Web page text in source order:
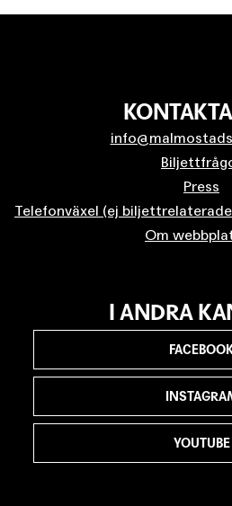
Press
Telefonväxel (ej
Om
I ANDRA
YOUTUBE